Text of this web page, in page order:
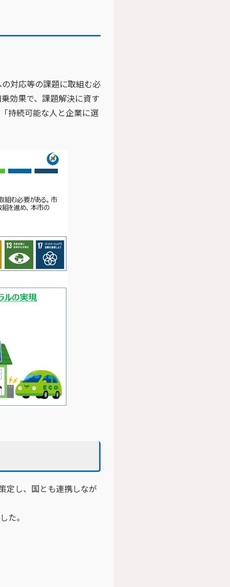
対応等の課題に取組む必
効果で、課題解決に資す
持続可能な人と企業に選
定し、国とも連携しなが
た。